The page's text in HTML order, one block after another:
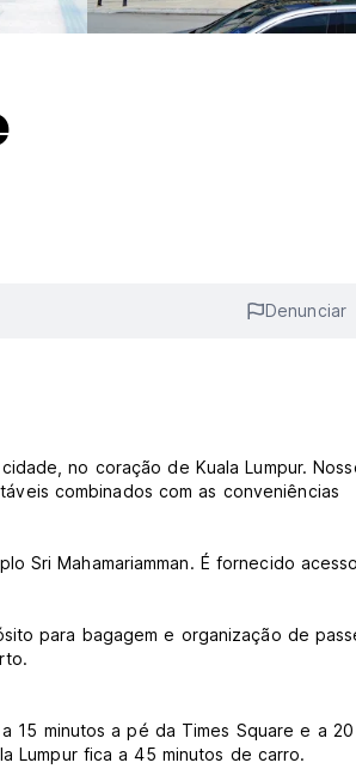
Denunciar
no coração de Kuala Lumpur.
​​combinados com as conveniências
Sri Mahamariamman. É fornecido
para bagagem e organização de
15 minutos a pé da Times Square e a 20
Lumpur fica a 45 minutos de carro.